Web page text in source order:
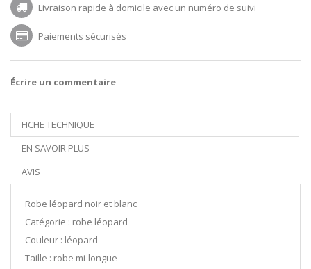
Livraison rapide à domicile avec un numéro de suivi
Paiements sécurisés
Écrire un commentaire
FICHE TECHNIQUE
EN SAVOIR PLUS
AVIS
Robe léopard noir et blanc
Catégorie : robe léopard
Couleur : léopard
Taille : robe mi-longue